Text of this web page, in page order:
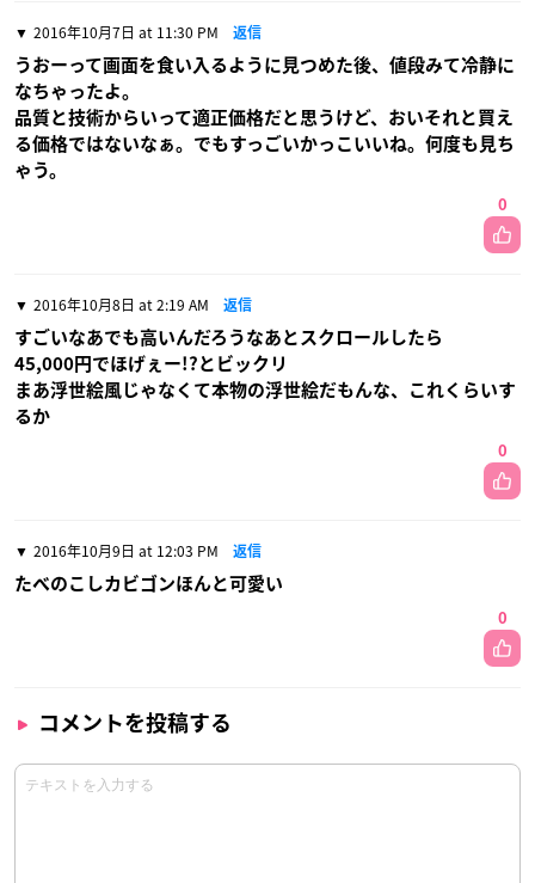
2016年10月7日 at 11:30 PM 返信
うおーって画面を食い入るように見つめた後、値段みて冷静に
なちゃったよ。
品質と技術からいって適正価格だと思うけど、おいそれと買え
る価格ではないなぁ。でもすっごいかっこいいね。何度も見ち
ゃう。
0
2016年10月8日 at 2:19 AM 返信
すごいなあでも高いんだろうなあとスクロールしたら
45,000円でほげぇー!?とビックリ
まあ浮世絵風じゃなくて本物の浮世絵だもんな、これくらいす
るか
0
2016年10月9日 at 12:03 PM 返信
たべのこしカビゴンほんと可愛い
0
コメントを投稿する